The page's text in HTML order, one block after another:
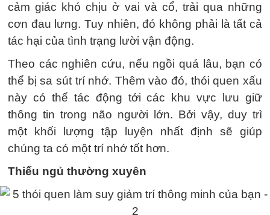
cảm giác khó chịu ở vai và cổ, trải qua những
cơn đau lưng. Tuy nhiên, đó không phải là tất cả
tác hại của tình trạng lười vận động.
Theo các nghiên cứu, nếu ngồi quá lâu, bạn có
thể bị sa sút trí nhớ. Thêm vào đó, thói quen xấu
này có thể tác động tới các khu vực lưu giữ
thông tin trong não người lớn. Bởi vậy, duy trì
một khối lượng tập luyện nhất định sẽ giúp
chúng ta có một trí nhớ tốt hơn.
Thiếu ngủ thường xuyên